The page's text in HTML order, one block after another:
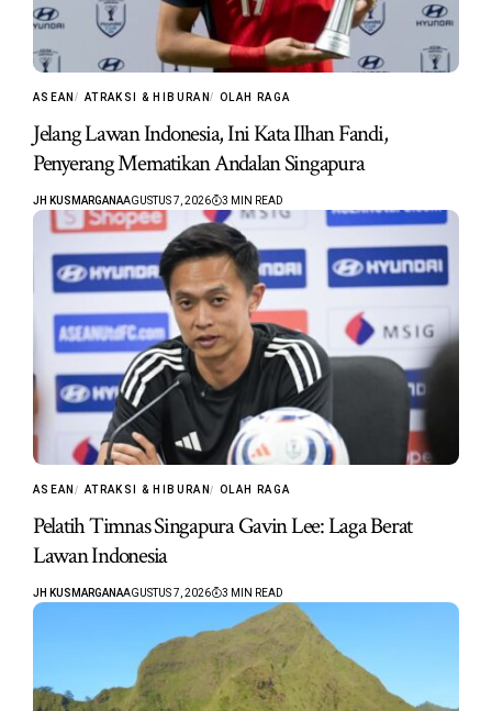
ASEAN ATRAKSI & HIBURAN OLAH RAGA
Jelang Lawan Indonesia, Ini Kata Ilhan Fandi,
Penyerang Mematikan Andalan Singapura
JH KUSMARGANAAGUSTUS 7, 2026 3 MIN READ
ASEAN ATRAKSI & HIBURAN OLAH RAGA
Pelatih Timnas Singapura Gavin Lee: Laga Berat
Lawan Indonesia
JH KUSMARGANAAGUSTUS 7, 2026 3 MIN READ